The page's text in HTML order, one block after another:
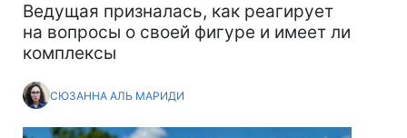
Ведущая призналась, как реагирует
на вопросы о своей фигуре и имеет ли
комплексы
СЮЗАННА АЛЬ МАРИДИ